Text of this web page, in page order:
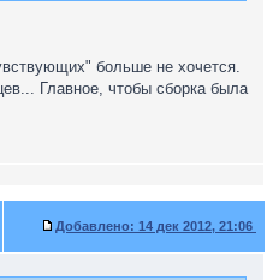
больше не хочется.
Главное, чтобы сборка была
Добавлено: 14 дек 2012, 21:06